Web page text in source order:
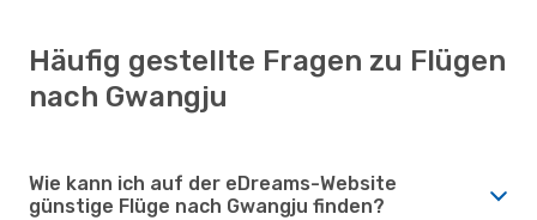
Häufig gestellte Fragen zu Flügen
nach Gwangju
Wie kann ich auf der eDreams-Website
günstige Flüge nach Gwangju finden?